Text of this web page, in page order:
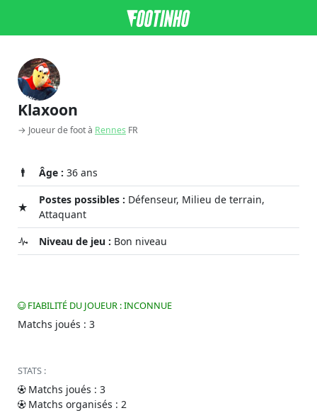
Klaxoon
→ Joueur de foot à Rennes FR
Âge : 36 ans
Postes possibles : Défenseur, Milieu de terrain,
Attaquant
Niveau de jeu : Bon niveau
FIABILITÉ DU JOUEUR : INCONNUE
Matchs joués : 3
STATS :
Matchs joués : 3
Matchs organisés : 2